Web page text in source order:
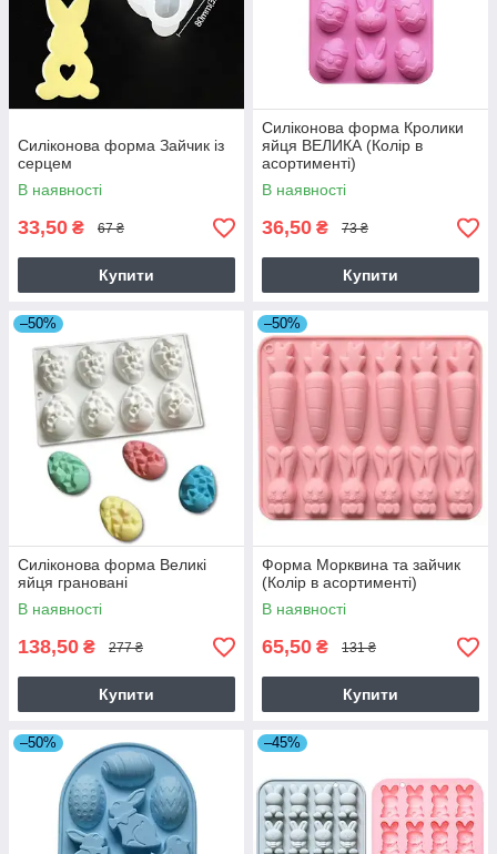
Силіконова форма Зайчик із
серцем
В наявності
33,50 ₴ 67 ₴
Купити
Силіконова форма Кролики
яйця ВЕЛИКА (Колір в
асортименті)
В наявності
36,50 ₴ 73 ₴
Купити
–50%
Силіконова форма Великі
яйця грановані
В наявності
138,50 ₴ 277 ₴
Купити
–50%
Форма Морквина та зайчик
(Колір в асортименті)
В наявності
65,50 ₴ 131 ₴
Купити
–50% –45%